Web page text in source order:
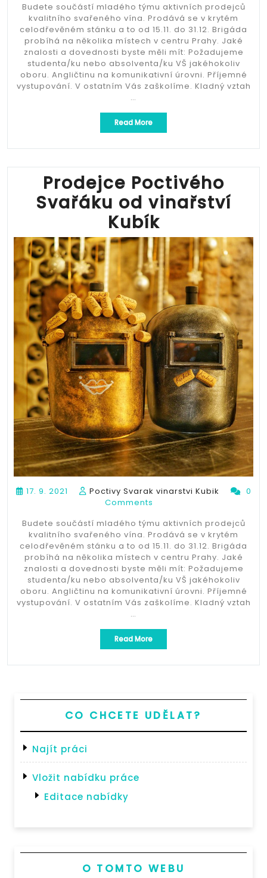
Budete součástí mladého týmu aktivních prodejců
kvalitního svařeného vína. Prodává se v krytém
celodřevěném stánku a to od 15.11. do 31.12. Brigáda
probíhá na několika místech v centru Prahy. Jaké
znalosti a dovednosti byste měli mít: Požadujeme
studenta/ku nebo absolventa/ku VŠ jakéhokoliv
oboru. Angličtinu na komunikativní úrovni. Příjemné
vystupování. V ostatním Vás zaškolíme. Kladný vztah
…
Read More„Prodejce
Poctivého
vinařství
Kubík“
Prodejce Poctivého
Svařáku od vinařství
Kubík
17. 9. 2021 Poctivy Svarak vinarstvi Kubik
0
Comments
Budete součástí mladého týmu aktivních prodejců
kvalitního svařeného vína. Prodává se v krytém
celodřevěném stánku a to od 15.11. do 31.12. Brigáda
probíhá na několika místech v centru Prahy. Jaké
znalosti a dovednosti byste měli mít: Požadujeme
studenta/ku nebo absolventa/ku VŠ jakéhokoliv
oboru. Angličtinu na komunikativní úrovni. Příjemné
vystupování. V ostatním Vás zaškolíme. Kladný vztah
…
Read More„Prodejce
Poctivého
CO CHCETE UDĚLAT?
Najít práci
Vložit nabídku práce
Editace nabídky
O TOMTO WEBU